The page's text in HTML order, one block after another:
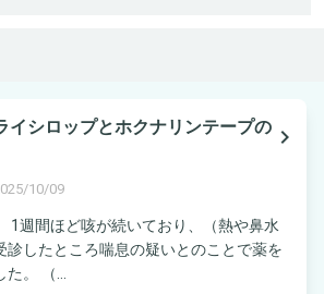
イシロップとホクナリンテープの navigate_next
10/09
診したところ喘息の疑いとのことで薬を
。 （...